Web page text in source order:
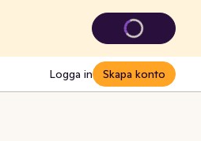
Logga in Skapa konto